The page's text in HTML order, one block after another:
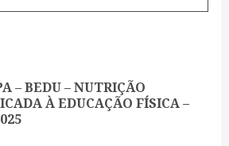
– BEDU – NUTRIÇÃO
À EDUCAÇÃO FÍSICA –